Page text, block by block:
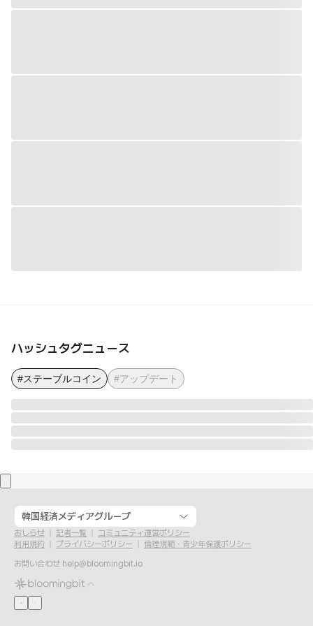
ハッシュタグニュース
#ステーブルコイン #アップデート
韓国経済メディアグループ
おしらせ 記者一覧
コミュニティ運営ポリシー
利用規約
プライバシーポリシー
倫理規範・青少年保護ポリシー
お問い合わせ help@bloomingbit.io